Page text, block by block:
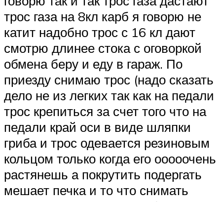
трос газа на 8кл карб я говорю не
катит надобно трос с 16 кл дают
смотрю длинее стока с оговоркой
обмена беру и еду в гараж. По
приезду снимаю трос (надо сказать
дело не из легких так как на педали
трос крепиться за счет того что на
педали край оси в виде шляпки
гриба и трос одевается резиновым
кольцом только когда его ооооочень
растянешь а покрутить подергать
мешает печка и то что снимать